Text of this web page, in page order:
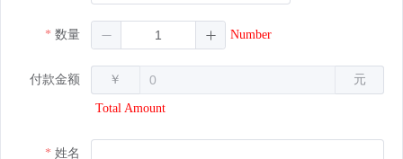
数量 Number
付款金额 ￥ 元
Total Amount
姓名